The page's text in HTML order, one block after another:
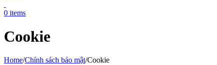
0 items
Cookie
Home/Chính sách bảo mật/Cookie